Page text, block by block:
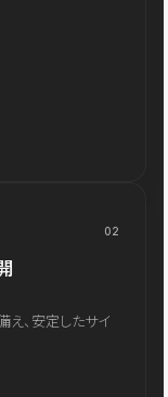
02
え、安定したサイ